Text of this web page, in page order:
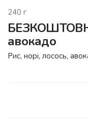
240 г
авокадо
Рис, норі, лосось,